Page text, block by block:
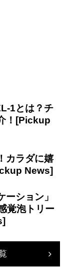
1とは？チ
！
カラダに嬉
ション」
覚泡トリー